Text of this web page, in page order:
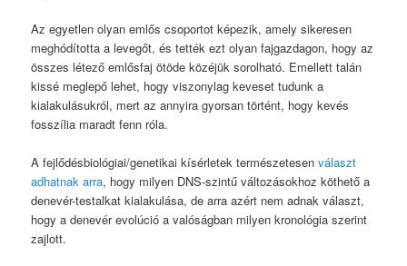
Az egyetlen olyan emlős csoportot képezik, amely sikeresen
meghódította a levegőt, és tették ezt olyan fajgazdagon, hogy az
összes létező emlősfaj ötöde közéjük sorolható. Emellett talán
kissé meglepő lehet, hogy viszonylag keveset tudunk a
kialakulásukról, mert az annyira gyorsan történt, hogy kevés
fosszília maradt fenn róla.
A fejlődésbiológiai/genetikai kísérletek természetesenválaszt
adhatnak arra, hogy milyen DNS-szintű változásokhoz köthető a
denevér-testalkat kialakulása, de arra azért nem adnak választ,
hogy a denevér evolúció a valóságban milyen kronológia szerint
zajlott.